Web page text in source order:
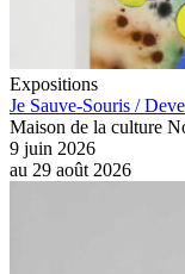
Expositions
Je Sauve-Souris /
Maison de la culture
9 juin 2026
au 29 août 2026